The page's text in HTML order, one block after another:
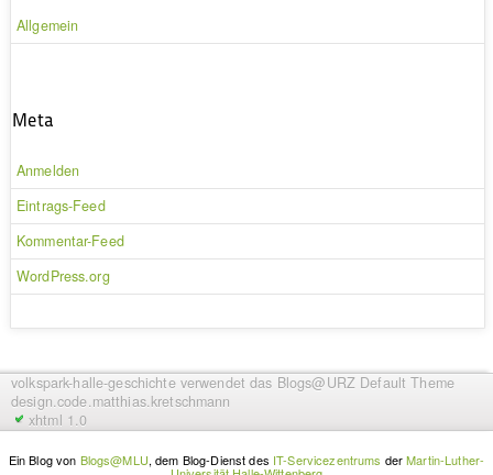
Allgemein
Meta
Anmelden
Eintrags-Feed
Kommentar-Feed
WordPress.org
volkspark-halle-geschichteverwendet das Blogs@URZ Default Theme
design.code.matthias.kretschmann
xhtml 1.0
Ein Blog von Blogs@MLU, dem Blog-Dienst des IT-Servicezentrums derMartin-Luther-